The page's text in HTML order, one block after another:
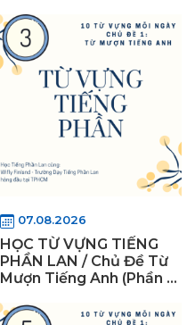
07.08.2026
HỌC TỪ VỰNG TIẾNG
PHẦN LAN / Chủ Đề Từ
Mượn Tiếng Anh (Phần 3)